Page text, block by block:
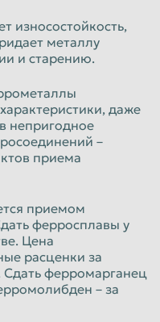
на-Дону
износостойкость,
металлу
и старению.
даже
непригодное
–
приема
приемом
ферросплавы у
Цена
расценки за
Сдать ферромарганец
– за